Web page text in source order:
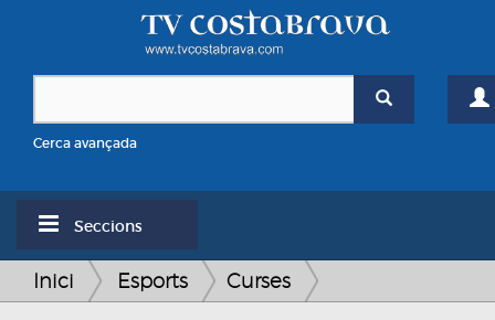
Cerca avançada
Seccions
Inici Esports Curses